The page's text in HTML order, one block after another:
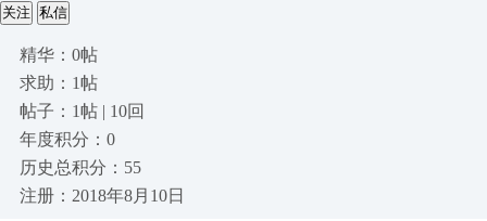
关注 私信
精华：0帖
求助：1帖
帖子：1帖 | 10回
年度积分：0
历史总积分：55
注册：2018年8月10日